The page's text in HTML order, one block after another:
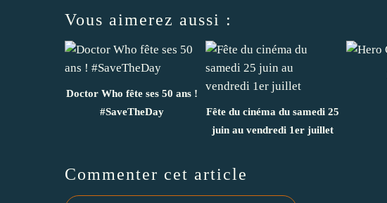
Vous aimerez aussi :
Doctor Who fête ses 50 ans !
#SaveTheDay
Fête du cinéma du samedi 25
juin au vendredi 1er juillet
Commenter cet article